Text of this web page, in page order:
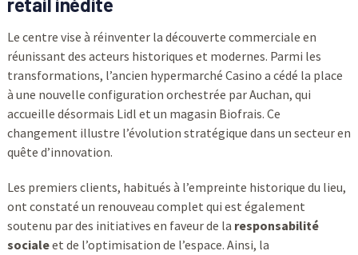
Le centre vise à réinventer la découverte commerciale en
réunissant des acteurs historiques et modernes. Parmi les
transformations, l’ancien hypermarché Casino a cédé la place
à une nouvelle configuration orchestrée par Auchan, qui
accueille désormais Lidl et un magasin Biofrais. Ce
changement illustre l’évolution stratégique dans un secteur en
quête d’innovation.
Les premiers clients, habitués à l’empreinte historique du lieu,
ont constaté un renouveau complet qui est également
soutenu par des initiatives en faveur de la responsabilité
socialeet de l’optimisation de l’espace. Ainsi, la